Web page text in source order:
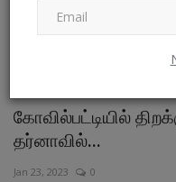
கோவில்பட்டியில்
தர்னாவில்...
Jan 23, 2023 0